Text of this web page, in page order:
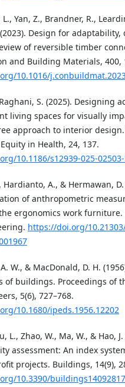
Yan, Z., Brandner, R.,
(2023). Design for
of reversible timber
and Building Materials, 400,
10.1016/
S. (2025). Designing
living spaces for visually
approach to interior
in Health, 24, 137.
10.1186/s12939-025-
Hardianto, A., & Hermawan,
of anthropometric
ergonomics work furniture.
https://doi.org/
W., & MacDonald, D. H.
of buildings. Proceedings of
5(6), 727–768.
10.1680/ipeds.1956.12202
L., Zhao, W., Ma, W., & Hao,
assessment: An index
projects. Buildings, 14(9),
10.3390/buildings14092817